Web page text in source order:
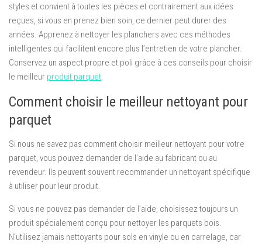
styles et convient à toutes les pièces et contrairement aux idées
reçues, si vous en prenez bien soin, ce dernier peut durer des
années. Apprenez à nettoyer les planchers avec ces méthodes
intelligentes qui facilitent encore plus l’entretien de votre plancher.
Conservez un aspect propre et poli grâce à ces conseils pour choisir
le meilleur produit parquet.
Comment choisir le meilleur nettoyant pour
parquet
Si nous ne savez pas comment choisir meilleur nettoyant pour votre
parquet, vous pouvez demander de l’aide au fabricant ou au
revendeur. Ils peuvent souvent recommander un nettoyant spécifique
à utiliser pour leur produit.
Si vous ne pouvez pas demander de l’aide, choisissez toujours un
produit spécialement conçu pour nettoyer les parquets bois.
N’utilisez jamais nettoyants pour sols en vinyle ou en carrelage, car